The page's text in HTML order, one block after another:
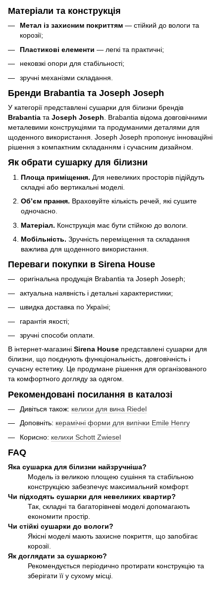
Матеріали та конструкція
Метал із захисним покриттям — стійкий до вологи та
корозії;
Пластикові елементи — легкі та практичні;
нековзкі опори для стабільності;
зручні механізми складання.
Бренди Brabantia та Joseph Joseph
У категорії представлені сушарки для білизни брендів
Brabantia та Joseph Joseph . Brabantia відома довговічними
металевими конструкціями та продуманими деталями для
щоденного використання. Joseph Joseph пропонує інноваційні
рішення з компактним складанням і сучасним дизайном.
Як обрати сушарку для білизни
Площа приміщення. Для невеликих просторів підійдуть
складні або вертикальні моделі.
Об’єм прання. Враховуйте кількість речей, які сушите
одночасно.
Матеріал. Конструкція має бути стійкою до вологи.
Мобільність. Зручність переміщення та складання
важлива для щоденного використання.
Переваги покупки в Sirena House
оригінальна продукція Brabantia та Joseph Joseph;
актуальна наявність і детальні характеристики;
швидка доставка по Україні;
гарантія якості;
зручні способи оплати.
В інтернет-магазині Sirena House представлені сушарки для
білизни, що поєднують функціональність, довговічність і
сучасну естетику. Це продумане рішення для організованого
та комфортного догляду за одягом.
Рекомендовані посилання в каталозі
Дивіться також: келихи для вина Riedel
Доповніть: керамічні форми для випічки Emile Henry
Корисно: келихи Schott Zwiesel
FAQ
Яка сушарка для білизни найзручніша?
Модель із великою площею сушіння та стабільною
конструкцією забезпечує максимальний комфорт.
Чи підходять сушарки для невеликих квартир?
Так, складні та багаторівневі моделі допомагають
економити простір.
Чи стійкі сушарки до вологи?
Якісні моделі мають захисне покриття, що запобігає
корозії.
Як доглядати за сушаркою?
Рекомендується періодично протирати конструкцію та
зберігати її у сухому місці.